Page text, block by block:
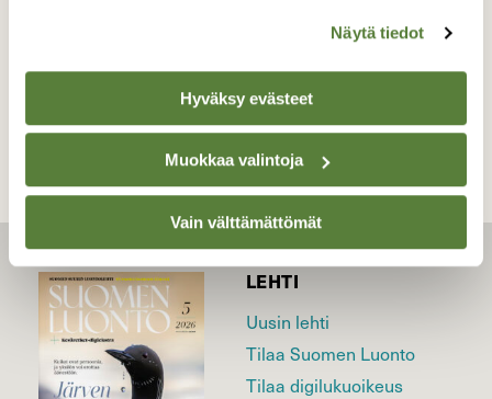
Näytä tiedot
Hyväksy evästeet
Muokkaa valintoja
Vain välttämättömät
TAKAISIN LISTAAN
LEHTI
Uusin lehti
Tilaa Suomen Luonto
Tilaa digilukuoikeus